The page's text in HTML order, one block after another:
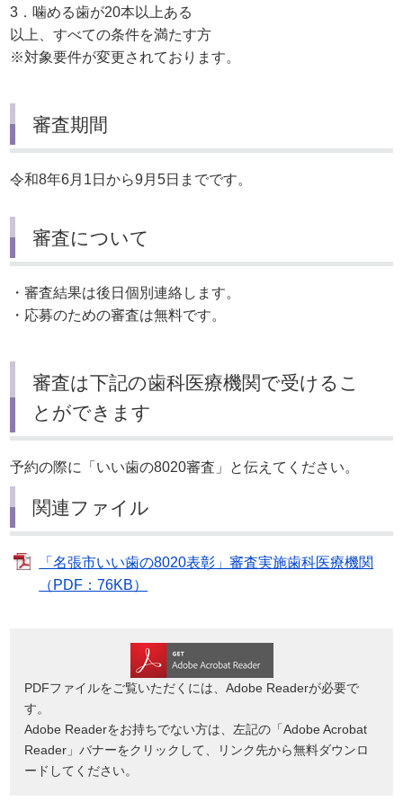
3．噛める歯が20本以上ある
以上、すべての条件を満たす方
※対象要件が変更されております。
審査期間
令和8年6月1日から9月5日までです。
審査について
・審査結果は後日個別連絡します。
・応募のための審査は無料です。
審査は下記の歯科医療機関で受けるこ
とができます
予約の際に「いい歯の8020審査」と伝えてください。
関連ファイル
「名張市いい歯の8020表彰」審査実施歯科医療機関
（PDF：76KB）
PDFファイルをご覧いただくには、Adobe Readerが必要で
す。
Adobe Readerをお持ちでない方は、左記の「Adobe Acrobat
Reader」バナーをクリックして、リンク先から無料ダウンロ
ードしてください。